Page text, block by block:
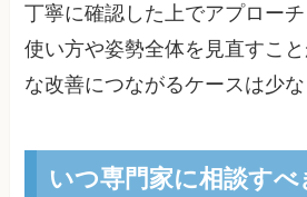
丁寧に確認した上でアプロー
使い方や姿勢全体を見直すこ
な改善につながるケースは少な
いつ専門家に相談す